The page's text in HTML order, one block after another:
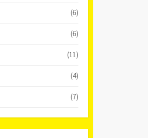
(6)
(6)
(11)
(4)
(7)